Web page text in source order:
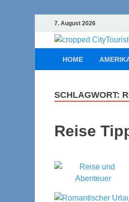
7. August 2026
HOME
SCHLAGWORT:
Reise